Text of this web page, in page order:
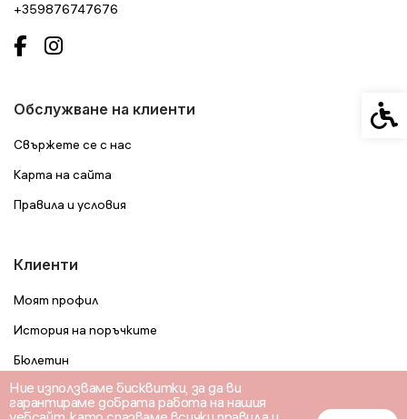
Ние използваме бисквитки, за да ви
гарантираме добрата работа на нашия
+359876747676
Обслужване на клиенти
Свържете се с нас
Карта на сайта
Правила и условия
Клиенти
Моят профил
История на поръчките
Бюлетин